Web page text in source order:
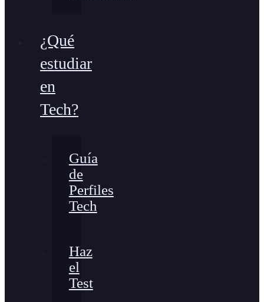
¿Qué
estudiar
en
Tech?
Guía
de
Perfiles
Tech
Haz
el
Test